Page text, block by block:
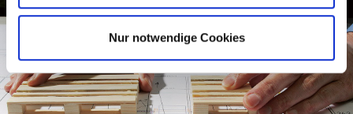
Nur notwendige Cookies